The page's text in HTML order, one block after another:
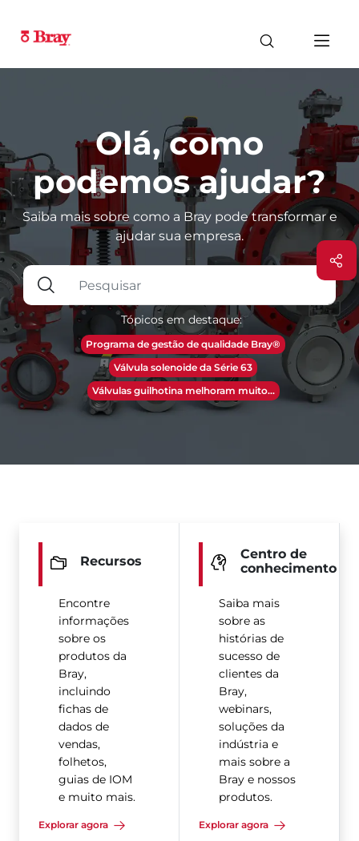
Olá, como
podemos ajudar?
Saiba mais sobre como a Bray pode transformar e
ajudar sua empresa.
Tópicos em destaque:
Programa de gestão de qualidade Bray®
Válvula solenoide da Série 63
Válvulas guilhotina melhoram muito…
Recursos
Encontre
informações
sobre os
produtos da
Bray,
incluindo
fichas de
dados de
vendas,
folhetos,
guias de IOM
e muito mais.
Explorar agora
Centro de
conhecimento
Saiba mais
sobre as
histórias de
sucesso de
clientes da
Bray,
webinars,
soluções da
indústria e
mais sobre a
Bray e nossos
produtos.
Explorar agora